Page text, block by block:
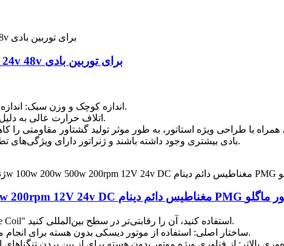
ژنراتورهای آهنربای دائمی 300w 400w 12v 24v 48v برای توربین بادی
۲. اندازه کوچک و وزن سبک: اندازه و وزن آن ۳۰٪ کمتر از ژنراتورهای معمولی است.
۳. اتلاف حرارت عالی به دلیل قاب بیرونی آلیاژ آلومینیوم و ساختار داخلی ویژه.
بادی بیشتری وجود داشته باشند و ژنراتور دارای ویژگی‌های تطبیق خوبی است، واحد با قابلیت اطمینان کار می‌کند.
(1) فناوری ثبت اختراع: از جدیدترین فناوری "Precise Coil" استفاده کنید، آن را رقابتی‌تر در سطح بین‌المللی کنید.
(2) ساختار اصلی: استفاده از موتور دیسکی بدون هسته برای انجام موتور سنتی باعث کاهش حجم و وزن آن می‌شود.